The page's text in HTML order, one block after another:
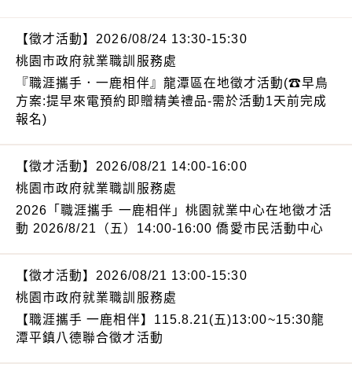
【徵才活動】2026/08/24 13:30-15:30
桃園市政府就業職訓服務處
『職涯攜手．一鹿相伴』龍潭區在地徵才活動(☎早鳥
方案:提早來電預約即贈精美禮品-需於活動1天前完成
報名)
【徵才活動】2026/08/21 14:00-16:00
桃園市政府就業職訓服務處
2026「職涯攜手 一鹿相伴」桃園就業中心在地徵才活
動 2026/8/21（五）14:00-16:00 僑愛市民活動中心
【徵才活動】2026/08/21 13:00-15:30
桃園市政府就業職訓服務處
【職涯攜手 一鹿相伴】115.8.21(五)13:00~15:30龍
潭平鎮八德聯合徵才活動